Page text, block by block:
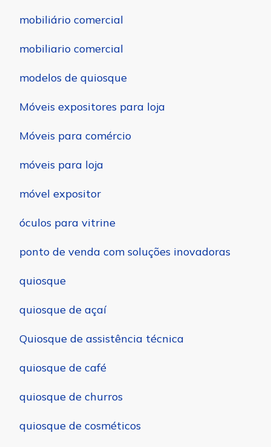
mobiliário comercial
mobiliario comercial
modelos de quiosque
Móveis expositores para loja
Móveis para comércio
móveis para loja
móvel expositor
óculos para vitrine
ponto de venda com soluções inovadoras
quiosque
quiosque de açaí
Quiosque de assistência técnica
quiosque de café
quiosque de churros
quiosque de cosméticos